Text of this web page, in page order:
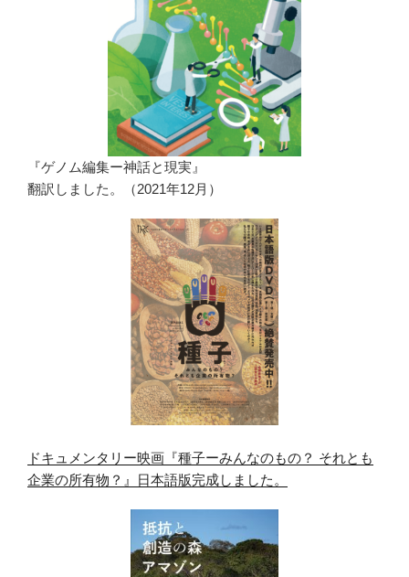
『ゲノム編集ー神話と現実』
翻訳しました。（2021年12月）
ドキュメンタリー映画『種子ーみんなのもの？ それとも
企業の所有物？』日本語版完成しました。